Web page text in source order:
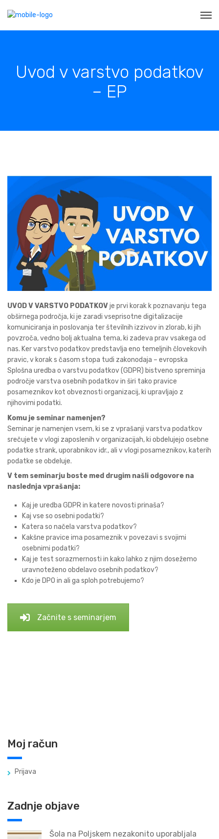
Uvod v varstvo podatkov
– EP
UVOD V VARSTVO PODATKOVje prvi korak k poznavanju tega
obširnega področja, ki je zaradi vseprisotne digitalizacije
komuniciranja in poslovanja ter številnih izzivov in zlorab, ki jih
povzroča, vedno bolj aktualna tema, ki zadeva prav vsakega od
nas. Ker varstvo podatkov predstavlja eno temeljnih človekovih
pravic, v korak s časom stopa tudi zakonodaja – evropska
Splošna uredba o varstvu podatkov (GDPR) bistveno spreminja
področje varstva osebnih podatkov in širi tako pravice
posameznikov kot obveznosti organizacij, ki upravljajo z
njihovimi podatki.
Komu je seminar namenjen?
Seminar je namenjen vsem, ki se z vprašanji varstva podatkov
srečujete v vlogi zaposlenih v organizacijah, ki obdelujejo osebne
podatke strank, uporabnikov idr., ali v vlogi posameznikov, katerih
podatke se obdeluje.
V tem seminarju boste med drugim našli odgovore na
naslednja vprašanja:
Kaj je uredba GDPR in katere novosti prinaša?
Kaj vse so osebni podatki?
Katera so načela varstva podatkov?
Kakšne pravice ima posameznik v povezavi s svojimi
osebnimi podatki?
Kaj je test sorazmernosti in kako lahko z njim dosežemo
uravnoteženo obdelavo osebnih podatkov?
Kdo je DPO in ali ga sploh potrebujemo?
Začnite s seminarjem
Moj račun
Prijava
Zadnje objave
Šola na Poljskem nezakonito uporabljala